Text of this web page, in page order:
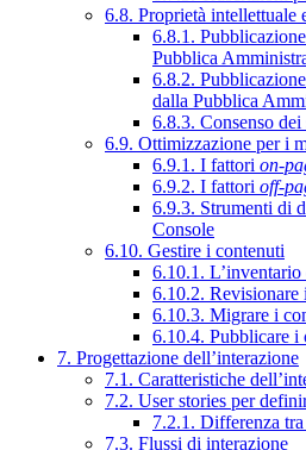
6.8. Proprietà intellettuale
6.8.1.
Pubblica
6.8.2.
dalla Pubblica
6.8.3. Consenso
6.9. Ottimizzazione per i
6.9.1. I fattori on-
6.9.2. I fattori off-
6.9.3. Strumenti di
Console
6.10. Gestire i contenuti
6.10.1.
6.10.2. Revisionare
6.10.3. Migrare i
6.10.4. Pubblicare i
7. Progettazione dell’interazione
7.1. Caratteristiche
7.2. User stories per
7.2.1. Differenza tra
7.3. Flussi di interazione